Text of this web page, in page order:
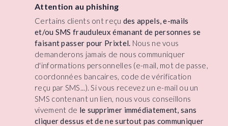
Attention au phishing
Certains clients ont reçu des appels, e-mails
et/ou SMS frauduleux émanant de personnes se
faisant passer pour Prixtel. Nous ne vous
demanderons jamais de nous communiquer
d'informations personnelles (e-mail, mot de passe,
coordonnées bancaires, code de vérification
reçu par SMS...). Si vous recevez un e-mail ou un
SMS contenant un lien, nous vous conseillons
vivement de le supprimer immédiatement, sans
cliquer dessus et de ne surtout pas communiquer